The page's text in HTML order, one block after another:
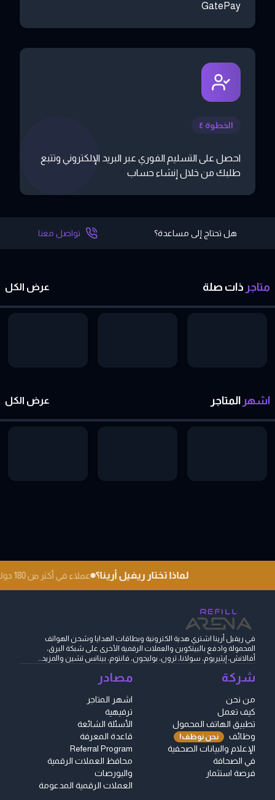
GatePay
الخطوة ٤
احصل على التسليم الفوري عبر البريد الإلكتروني وتتبع
طلبك من خلال إنشاء حساب
هل تحتاج إلى مساعدة؟ تواصل معنا
متاجر ذات صلة عرض الكل
اشهر المتاجر عرض الكل
لماذا تختار ريفيل أرينا؟ عملاء في أكثر من 180 دولة
في ريفيل أرينا اشتري هدية الكترونية وبطاقات الهدايا وشحن الهواتف
المحمولة وادفع بالبيتكوين والعملات الرقمية الأخرى على شبكة البرق،
أفالانش، إيثيريوم، سولانا، ترون، بوليجون، فانتوم، بينانس تشين والمزيد...
شركة
من نحن
كيف تعمل
تطبيق الهاتف المحمول
وظائف
نحن نوظف!
الإعلام والبيانات الصحفية
في الصحافة
فرصة استثمار
مصادر
اشهر المتاجر
ترفيهية
الأسئلة الشائعة
قاعدة المعرفة
Referral Program
محافظ العملات الرقمية
والبورصات
العملات الرقمية المدعومة